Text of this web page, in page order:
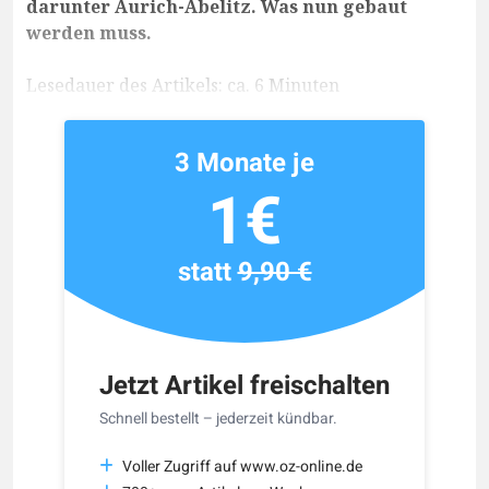
darunter Aurich-Abelitz. Was nun gebaut
werden muss.
Lesedauer des Artikels: ca. 6 Minuten
Jetzt Artikel freischalten
Schnell bestellt – jederzeit kündbar.
Voller Zugriff auf www.oz-online.de
3 Monate je
1€
statt9,90 €